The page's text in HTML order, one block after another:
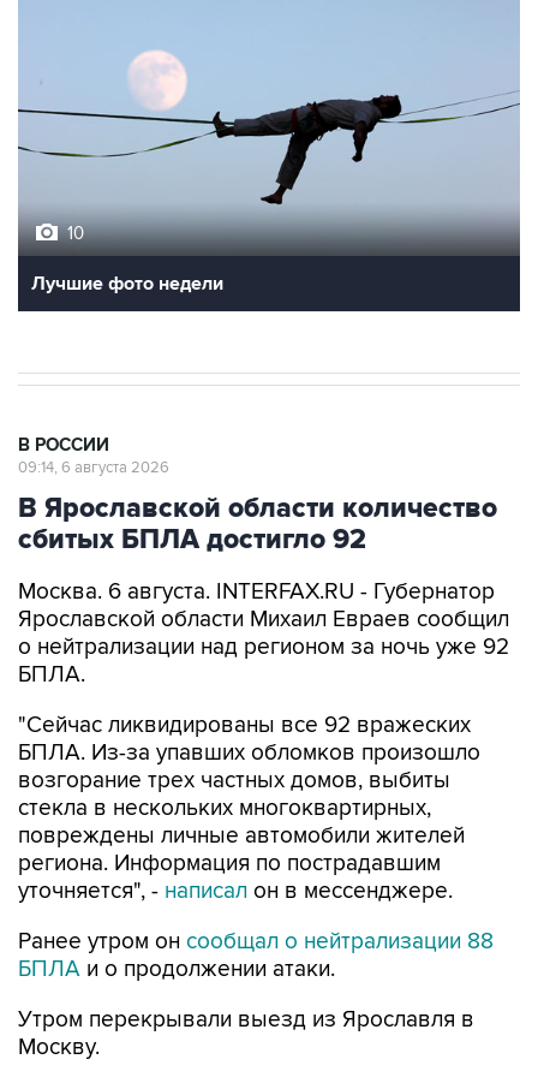
10
Лучшие фото недели
В РОССИИ
09:14, 6 августа 2026
В Ярославской области количество
сбитых БПЛА достигло 92
Москва. 6 августа. INTERFAX.RU - Губернатор
Ярославской области Михаил Евраев сообщил
о нейтрализации над регионом за ночь уже 92
БПЛА.
"Сейчас ликвидированы все 92 вражеских
БПЛА. Из-за упавших обломков произошло
возгорание трех частных домов, выбиты
стекла в нескольких многоквартирных,
повреждены личные автомобили жителей
региона. Информация по пострадавшим
уточняется", - написал он в мессенджере.
Ранее утром он сообщал о нейтрализации 88
БПЛА и о продолжении атаки.
Утром перекрывали выезд из Ярославля в
Москву.